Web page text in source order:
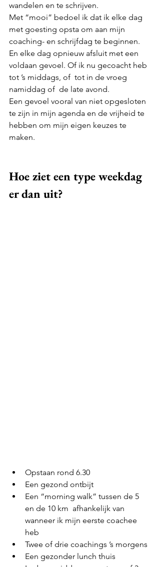
wandelen en te schrijven.
Met “mooi” bedoel ik dat ik elke dag
met goesting opsta om aan mijn
coaching- en schrijfdag te beginnen.
En elke dag opnieuw afsluit met een
voldaan gevoel. Of ik nu gecoacht heb
tot ’s middags, of  tot in de vroeg
namiddag of  de late avond.
Een gevoel vooral van niet opgesloten
te zijn in mijn agenda en de vrijheid te
hebben om mijn eigen keuzes te
maken.
Hoe ziet een type weekdag
er dan uit?
Opstaan rond 6.30
Een gezond ontbijt
Een “morning walk” tussen de 5
en de 10 km  afhankelijk van
wanneer ik mijn eerste coachee
heb
Twee of drie coachings ’s morgens
Een gezonder lunch thuis